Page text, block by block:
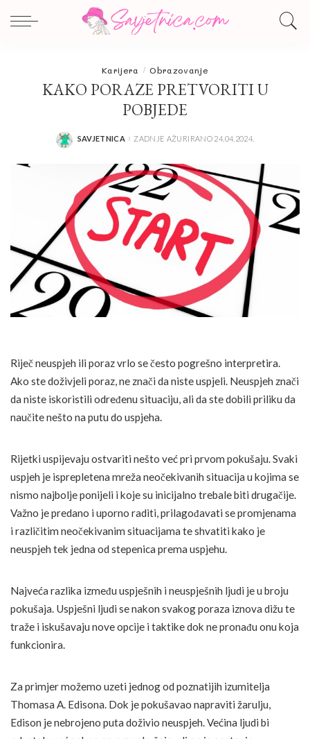
Karijera Obrazovanje
KAKO PORAZE PRETVORITI U
POBJEDE
POSTED
SAVJETNICA ZADNJE AŽURIRANO 24.04.2024.
Riječ neuspjeh ili poraz vrlo se često pogrešno interpretira.
Ako ste doživjeli poraz, ne znači da niste uspjeli. Neuspjeh znači
da niste iskoristili određenu situaciju, ali da ste dobili priliku da
naučite nešto na putu do uspjeha.
Rijetki uspijevaju ostvariti nešto već pri prvom pokušaju. Svaki
uspjeh je isprepletena mreža neočekivanih situacija u kojima se
nismo najbolje ponijeli i koje su inicijalno trebale biti drugačije.
Važno je predano i uporno raditi, prilagođavati se promjenama
i različitim neočekivanim situacijama te shvatiti kako je
neuspjeh tek jedna od stepenica prema uspjehu.
Najveća razlika između uspješnih i neuspješnih ljudi je u broju
pokušaja. Uspješni ljudi se nakon svakog poraza iznova dižu te
traže i iskušavaju nove opcije i taktike dok ne pronađu onu koja
funkcionira.
Za primjer možemo uzeti jednog od poznatijih izumitelja
Thomasa A. Edisona. Dok je pokušavao napraviti žarulju,
Edison je nebrojeno puta doživio neuspjeh. Većina ljudi bi